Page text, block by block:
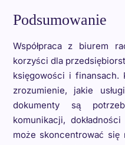
Podsumowanie
Współpraca z biurem
korzyści dla
księgowości i finansach.
zrozumienie, jakie
dokumenty są
komunikacji,
może skoncentrować